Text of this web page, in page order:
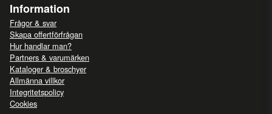
Information
Frågor & svar
Skapa offertförfrågan
Hur handlar man?
Partners & varumärken
Kataloger & broschyer
Allmänna villkor
Integritetspolicy
Cookies